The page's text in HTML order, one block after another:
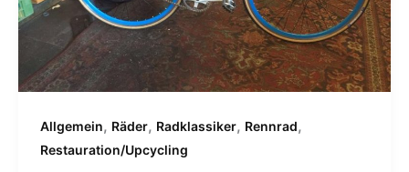
Allgemein, Räder, Radklassiker, Rennrad,
Restauration/Upcycling